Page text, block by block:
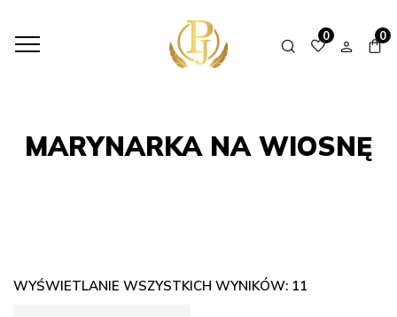
0 0
MARYNARKA NA WIOSNĘ
MARYNARKA NA WIOSNĘ
WYŚWIETLANIE WSZYSTKICH WYNIKÓW: 11